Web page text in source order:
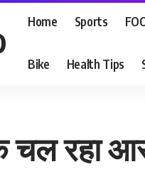
Home Sports
Bike Health Tips
चल रहा